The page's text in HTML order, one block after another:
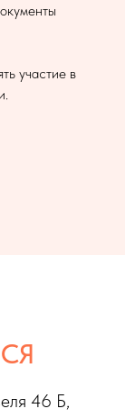
участие в
46 Б,